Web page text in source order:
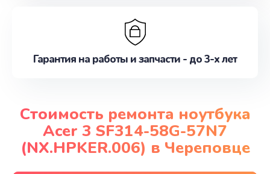
Гарантия на работы и запчасти - до 3-х лет
Стоимость ремонта ноутбука
Acer 3 SF314-58G-57N7
(NX.HPKER.006) в Череповце